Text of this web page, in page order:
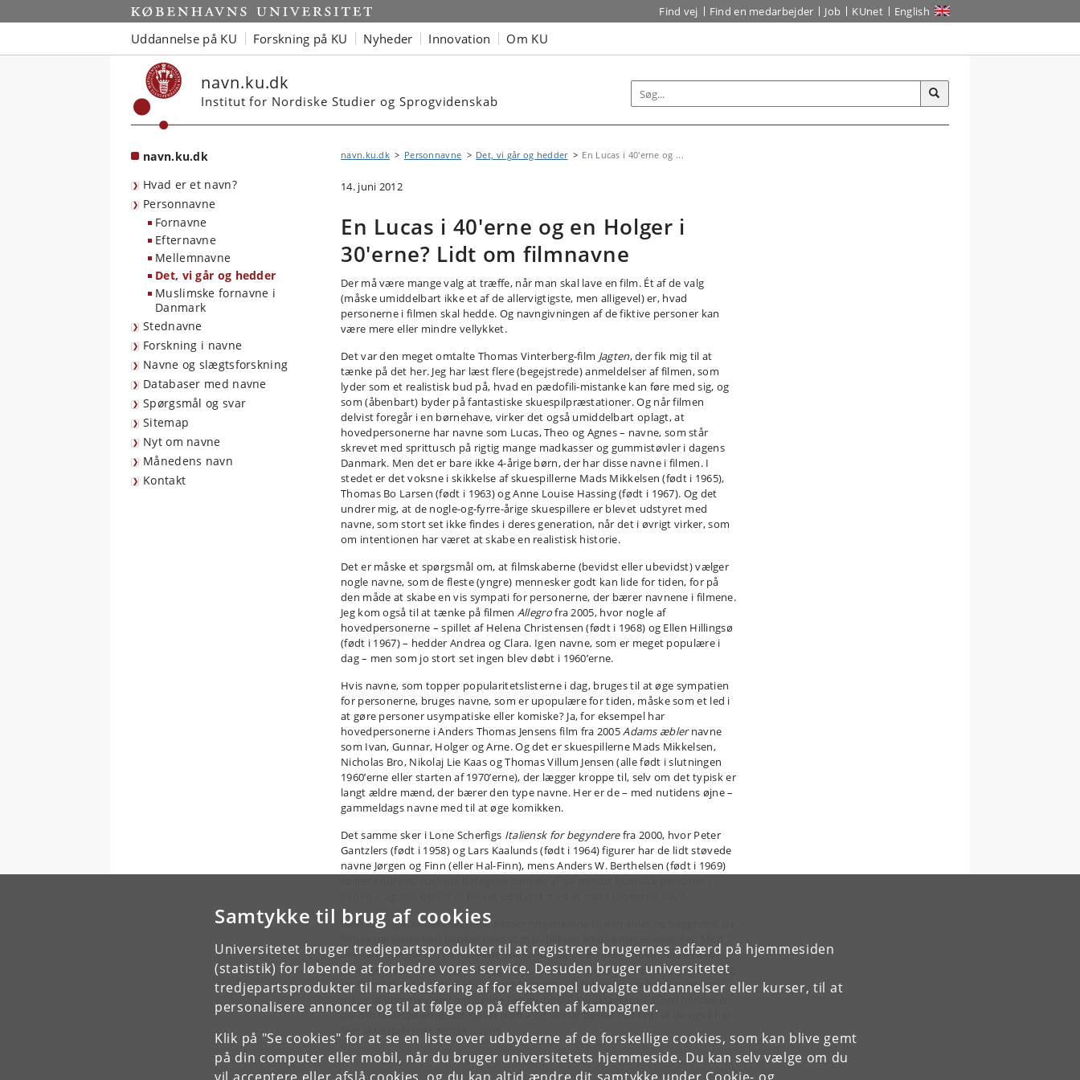
Samtykke til brug af cookies
Universitetet bruger tredjepartsprodukter til at registrere brugernes adfærd på hjemmesiden
(statistik) for løbende at forbedre vores service. Desuden bruger universitetet
tredjepartsprodukter til markedsføring af for eksempel udvalgte uddannelser eller kurser, til at
personalisere annoncer og til at følge op på effekten af kampagner.
Klik på "Se cookies" for at se en liste over udbyderne af de forskellige cookies, som kan blive gemt
på din computer eller mobil, når du bruger universitetets hjemmeside. Du kan selv vælge om du
Start Find vej Find en medarbejder Job KUnet English
Uddannelse på KU Forskning på KU Nyheder Innovation Om KU
navn.ku.dk
Institut for Nordiske Studier og Sprogvidenskab
navn.ku.dk
Hvad er et navn?
Personnavne
Fornavne
Efternavne
Mellemnavne
Det, vi går og hedder
Muslimske fornavne i
Danmark
Stednavne
Forskning i navne
Navne og slægtsforskning
Databaser med navne
Spørgsmål og svar
Sitemap
Nyt om navne
Månedens navn
Kontakt
navn.ku.dk Personnavne Det, vi går og hedder En Lucas i 40'erne og ...
14. juni 2012
En Lucas i 40'erne og en Holger i
30'erne? Lidt om filmnavne
Der må være mange valg at træffe, når man skal lave en film. Ét af de valg
(måske umiddelbart ikke et af de allervigtigste, men alligevel) er, hvad
personerne i filmen skal hedde. Og navngivningen af de fiktive personer kan
være mere eller mindre vellykket.
Det var den meget omtalte Thomas Vinterberg-film Jagten, der fik mig til at
tænke på det her. Jeg har læst flere (begejstrede) anmeldelser af filmen, som
lyder som et realistisk bud på, hvad en pædofili-mistanke kan føre med sig, og
som (åbenbart) byder på fantastiske skuespilpræstationer. Og når filmen
delvist foregår i en børnehave, virker det også umiddelbart oplagt, at
hovedpersonerne har navne som Lucas, Theo og Agnes – navne, som står
skrevet med sprittusch på rigtig mange madkasser og gummistøvler i dagens
Danmark. Men det er bare ikke 4-årige børn, der har disse navne i filmen. I
stedet er det voksne i skikkelse af skuespillerne Mads Mikkelsen (født i 1965),
Thomas Bo Larsen (født i 1963) og Anne Louise Hassing (født i 1967). Og det
undrer mig, at de nogle-og-fyrre-årige skuespillere er blevet udstyret med
navne, som stort set ikke findes i deres generation, når det i øvrigt virker, som
om intentionen har været at skabe en realistisk historie.
Det er måske et spørgsmål om, at filmskaberne (bevidst eller ubevidst) vælger
nogle navne, som de fleste (yngre) mennesker godt kan lide for tiden, for på
den måde at skabe en vis sympati for personerne, der bærer navnene i filmene.
Jeg kom også til at tænke på filmen Allegrofra 2005, hvor nogle af
hovedpersonerne – spillet af Helena Christensen (født i 1968) og Ellen Hillingsø
(født i 1967) – hedder Andrea og Clara. Igen navne, som er meget populære i
dag – men som jo stort set ingen blev døbt i 1960’erne.
Hvis navne, som topper popularitetslisterne i dag, bruges til at øge sympatien
for personerne, bruges navne, som er upopulære for tiden, måske som et led i
at gøre personer usympatiske eller komiske? Ja, for eksempel har
hovedpersonerne i Anders Thomas Jensens film fra 2005Adams æblernavne
som Ivan, Gunnar, Holger og Arne. Og det er skuespillerne Mads Mikkelsen,
Nicholas Bro, Nikolaj Lie Kaas og Thomas Villum Jensen (alle født i slutningen
1960’erne eller starten af 1970’erne), der lægger kroppe til, selv om det typisk er
langt ældre mænd, der bærer den type navne. Her er de – med nutidens øjne –
gammeldags navne med til at øge komikken.
Det samme sker i Lone Scherfigs Italiensk for begynderefra 2000, hvor Peter
Gantzlers (født i 1958) og Lars Kaalunds (født i 1964) figurer har de lidt støvede
navne Jørgen og Finn (eller Hal-Finn), mens Anders W. Berthelsen (født i 1969)
Man kan sige, at hvis navnene passer nogenlunde til den alder og baggrund, de
det kan man gøre, hvis navnene stikker ud og på en eller anden måde virker
pudsige i sammenhængen. Begge dele kan selvfølgelig være et helt bevidst valg
fra filmskabernes side. Folkene bag tv-serien og filmenKlovn har fundet en
måde at komme uden om denne faldgrube på: Karaktererne i
del om skuespillerne, der spiller dem – og derfor passer det fint, at de også har
fået skuespillernes rigtige navne.